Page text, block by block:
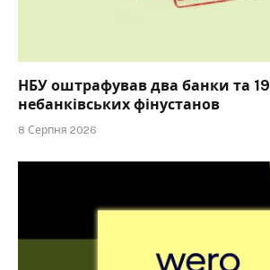
НБУ оштрафував два банки та 19
небанківських фінустанов
8 Серпня 2026